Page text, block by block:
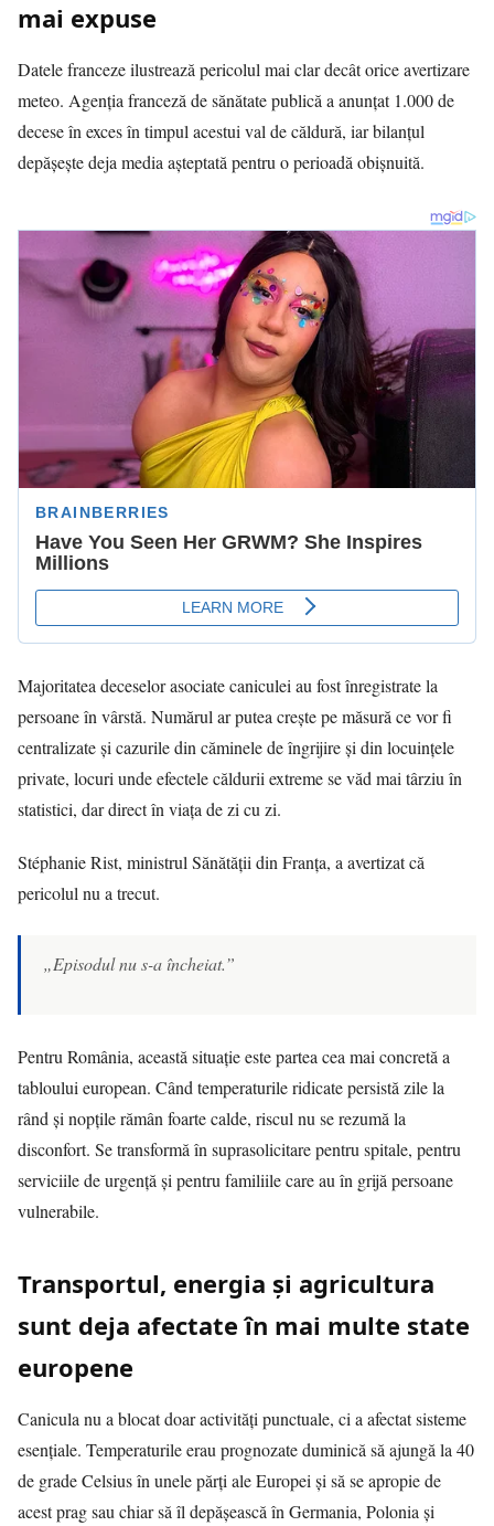
mai expuse
Datele franceze ilustrează pericolul mai clar decât orice avertizare
meteo. Agenția franceză de sănătate publică a anunțat 1.000 de
decese în exces în timpul acestui val de căldură, iar bilanțul
depășește deja media așteptată pentru o perioadă obișnuită.
Majoritatea deceselor asociate caniculei au fost înregistrate la
persoane în vârstă. Numărul ar putea crește pe măsură ce vor fi
centralizate și cazurile din căminele de îngrijire și din locuințele
private, locuri unde efectele căldurii extreme se văd mai târziu în
statistici, dar direct în viața de zi cu zi.
Stéphanie Rist, ministrul Sănătății din Franța, a avertizat că
pericolul nu a trecut.
„Episodul nu s-a încheiat.”
Pentru România, această situație este partea cea mai concretă a
tabloului european. Când temperaturile ridicate persistă zile la
rând și nopțile rămân foarte calde, riscul nu se rezumă la
disconfort. Se transformă în suprasolicitare pentru spitale, pentru
serviciile de urgență și pentru familiile care au în grijă persoane
vulnerabile.
Transportul, energia și agricultura
sunt deja afectate în mai multe state
europene
Canicula nu a blocat doar activități punctuale, ci a afectat sisteme
esențiale. Temperaturile erau prognozate duminică să ajungă la 40
de grade Celsius în unele părți ale Europei și să se apropie de
acest prag sau chiar să îl depășească în Germania, Polonia și